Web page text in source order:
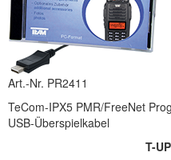
Art.-Nr. PR2411
TeCom-IPX5 PMR/FreeNet
USB-Überspielkabel
T-